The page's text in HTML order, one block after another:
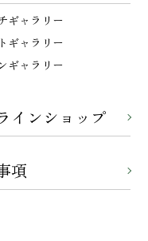
ギャラリー
ギャラリー
ギャラリー
インショップ
項